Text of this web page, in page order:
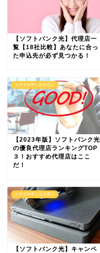
【ソフトバンク光】代理店一
覧【18社比較】あなたに合っ
た申込先が必ず見つかる！
おすすめ申し込み窓口
【2023年版】ソフトバンク光
の優良代理店ランキングTOP
３！おすすめ代理店はここ
だ！
おすすめ申し込み窓口
【ソフトバンク光】キャンペ